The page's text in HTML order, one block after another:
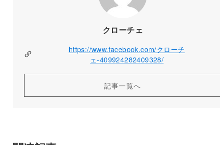
クローチェ
https://www.facebook.com/クローチ
ェ-409924282409328/
記事一覧へ